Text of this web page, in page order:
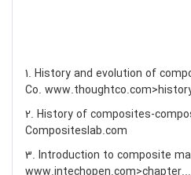
1. History and evolution of
Co.
2. History of composites-
Compositeslab.com
3. Introduction to composite